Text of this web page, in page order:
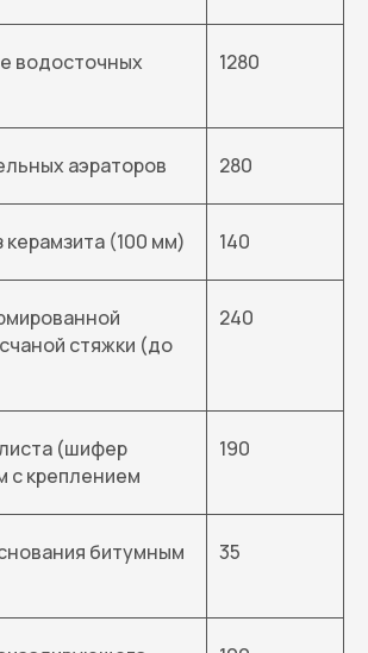
водосточных
1280
аэраторов 280
керамзита (100 мм) 140
стяжки (до
240
(шифер
с креплением
190
битумным
35